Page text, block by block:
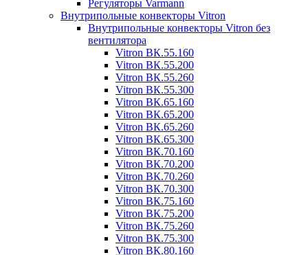
Регуляторы Varmann
Внутрипольные конвекторы Vitron
Внутрипольные конвекторы Vitron без
вентилятора
Vitron ВК.55.160
Vitron ВК.55.200
Vitron ВК.55.260
Vitron ВК.55.300
Vitron ВК.65.160
Vitron ВК.65.200
Vitron ВК.65.260
Vitron ВК.65.300
Vitron ВК.70.160
Vitron ВК.70.200
Vitron ВК.70.260
Vitron ВК.70.300
Vitron ВК.75.160
Vitron ВК.75.200
Vitron ВК.75.260
Vitron ВК.75.300
Vitron ВК.80.160